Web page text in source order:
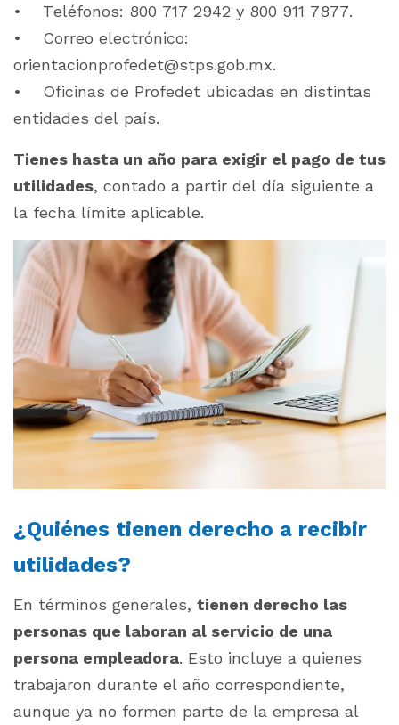
• Teléfonos: 800 717 2942 y 800 911 7877.
• Correo electrónico:
orientacionprofedet@stps.gob.mx.
• Oficinas de Profedet ubicadas en distintas
entidades del país.
Tienes hasta un año para exigir el pago de tus
utilidades, contado a partir del día siguiente a
la fecha límite aplicable.
¿Quiénes tienen derecho a recibir
utilidades?
En términos generales, tienen derecho las
personas que laboran al servicio de una
persona empleadora. Esto incluye a quienes
trabajaron durante el año correspondiente,
aunque ya no formen parte de la empresa al